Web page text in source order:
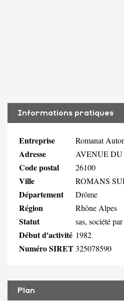
Informations pratiques
Entreprise Romanat
Adresse AVENUE DU
Code postal 26100
Ville ROMANS
Département Drôme
Région Rhône Alpes
Statut sas, société
Début d'activité 1982
Numéro SIRET325078590
Plan